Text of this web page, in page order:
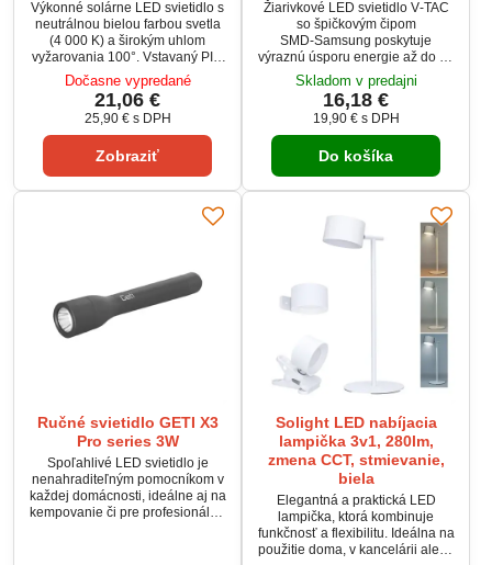
Výkonné solárne LED svietidlo s
neutrálnou bielou farbou svetla
(4 000 K) a širokým uhlom
vyžarovania 100°. Vstavaný PIR
senzor s dosahom 6 m umožňuje
automatické zapínanie pri
detekcii pohybu. Napájané
spoľahlivým Li-Ion akumulátorom
3 600 mAh, ktorý sa dobíja
solárnym panelom. Ideálne pre
chodníkov či záhradných
priestorov. Odolná konštrukcia z
Dočasne vypredané
21,06 €
25,90 € s DPH
Zobraziť
Žiarivkové LED svietidlo V‑TAC
so špičkovým čipom
SMD‑Samsung poskytuje
výraznú úsporu energie až do 85
% oproti klasickým osvetľovacím
telesám. Vďaka priamemu
napájaniu zo siete nie je
potrebný predradník ani štartér.
Svietidlo so spotrebou 40 W a
svetelným tokom 4800 lm ponúka
rovnomerné osvetlenie s uhlom
až 120°. S teplotou farby 4000 K
vytvára príjemné neutrálne biele
svetlo, vhodné do...
Skladom v predajni
16,18 €
19,90 € s DPH
Do košíka
Ručné svietidlo GETI X3
Pro series 3W
Spoľahlivé LED svietidlo je
nenahraditeľným pomocníkom v
každej domácnosti, ideálne aj na
kempovanie či pre profesionálne
Solight LED nabíjacia
lampička 3v1, 280lm,
zmena CCT, stmievanie,
biela
Elegantná a praktická LED
lampička, ktorá kombinuje
funkčnosť a flexibilitu. Ideálna na
použitie doma, v kancelárii alebo